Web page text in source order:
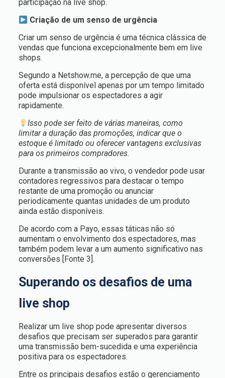
participação na live shop.
Criação de um senso de urgência
Criar um senso de urgência é uma técnica clássica de
vendas que funciona excepcionalmente bem em live
shops.
Segundo a Netshow.me, a percepção de que uma
oferta está disponível apenas por um tempo limitado
pode impulsionar os espectadores a agir
rapidamente.
Isso pode ser feito de várias maneiras, como
limitar a duração das promoções, indicar que o
estoque é limitado ou oferecer vantagens exclusivas
para os primeiros compradores.
Durante a transmissão ao vivo, o vendedor pode usar
contadores regressivos para destacar o tempo
restante de uma promoção ou anunciar
periodicamente quantas unidades de um produto
ainda estão disponíveis.
De acordo com a Payo, essas táticas não só
aumentam o envolvimento dos espectadores, mas
também podem levar a um aumento significativo nas
conversões [Fonte 3].
Superando os desafios de uma
live shop
Realizar um live shop pode apresentar diversos
desafios que precisam ser superados para garantir
uma transmissão bem-sucedida e uma experiência
positiva para os espectadores.
Entre os principais desafios estão o gerenciamento